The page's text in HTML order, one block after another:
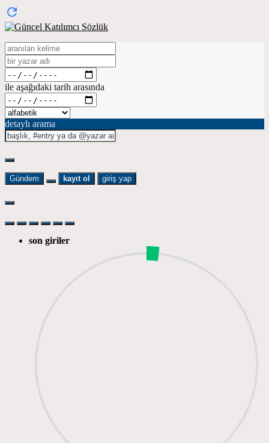
ile aşağıdaki tarih arasında
detaylı arama
Gündem kayıt ol giriş yap
son giriler